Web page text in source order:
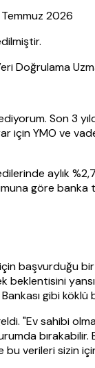
2026
Doğrulama
Son 3
YMO ve
aylık
göre
gibi
"Ev sahibi
bu verileri sizin